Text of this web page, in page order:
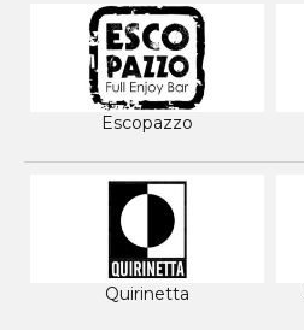
Escopazzo
Quirinetta